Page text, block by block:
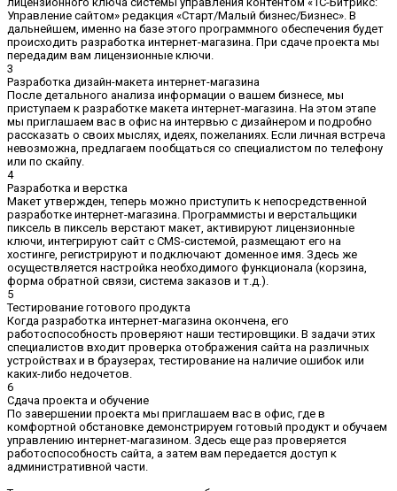
Управление сайтом» редакция «Старт/Малый бизнес/Бизнес». В
дальнейшем, именно на базе этого программного обеспечения будет
происходить разработка интернет-магазина. При сдаче проекта мы
передадим вам лицензионные ключи.
3
Разработка дизайн-макета интернет-магазина
После детального анализа информации о вашем бизнесе, мы
приступаем к разработке макета интернет-магазина. На этом этапе
мы приглашаем вас в офис на интервью с дизайнером и подробно
рассказать о своих мыслях, идеях, пожеланиях. Если личная встреча
невозможна, предлагаем пообщаться со специалистом по телефону
или по скайпу.
4
Разработка и верстка
Макет утвержден, теперь можно приступить к непосредственной
разработке интернет-магазина. Программисты и верстальщики
пиксель в пиксель верстают макет, активируют лицензионные
ключи, интегрируют сайт с CMS-системой, размещают его на
хостинге, регистрируют и подключают доменное имя. Здесь же
осуществляется настройка необходимого функционала (корзина,
форма обратной связи, система заказов и т.д.).
5
Тестирование готового продукта
Когда разработка интернет-магазина окончена, его
работоспособность проверяют наши тестировщики. В задачи этих
специалистов входит проверка отображения сайта на различных
устройствах и в браузерах, тестирование на наличие ошибок или
каких-либо недочетов.
6
Сдача проекта и обучение
По завершении проекта мы приглашаем вас в офис, где в
комфортной обстановке демонстрируем готовый продукт и обучаем
управлению интернет-магазином. Здесь еще раз проверяется
работоспособность сайта, а затем вам передается доступ к
административной части.